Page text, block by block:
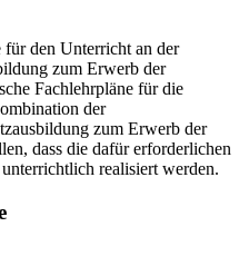
den Unterricht an der
zum Erwerb der
Fachlehrpläne für die
der
zum Erwerb der
dass die dafür erforderlichen
realisiert werden.